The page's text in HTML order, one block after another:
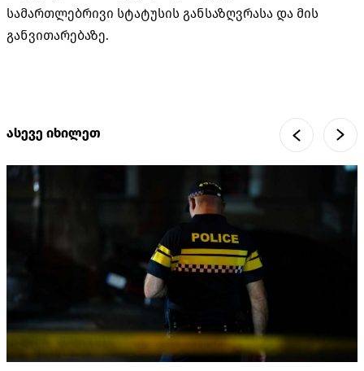
სამართლებრივი სტატუსის განსაზღვრასა და მის
განვითარებაზე.
ასევე იხილეთ